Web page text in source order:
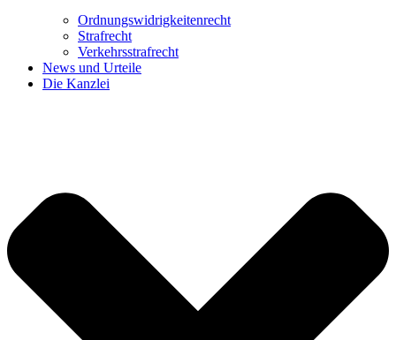
Ordnungswidrig­keitenrecht
Strafrecht
Verkehrsstrafrecht
News und Urteile
Die Kanzlei